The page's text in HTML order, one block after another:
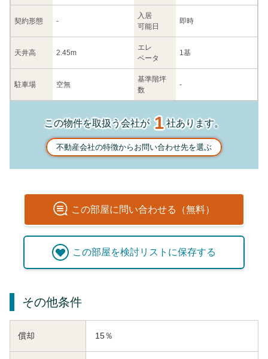
契約形態 -
入居
可能日
即時
天井高 2.45m
エレ
ベータ
1基
駐車場 空無
基準階坪
数
-
この物件を取扱う会社が1社あります。
不動産会社の特徴からお問い合わせ先を選ぶ
この部屋に問い合わせる（無料）
この部屋を検討リストに保存する
その他条件
償却 15％